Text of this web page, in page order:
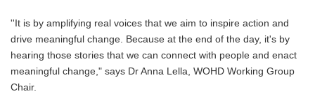
''It is by amplifying real voices that we aim to inspire action and
drive meaningful change. Because at the end of the day, it's by
hearing those stories that we can connect with people and enact
meaningful change," says Dr Anna Lella, WOHD Working Group
Chair.